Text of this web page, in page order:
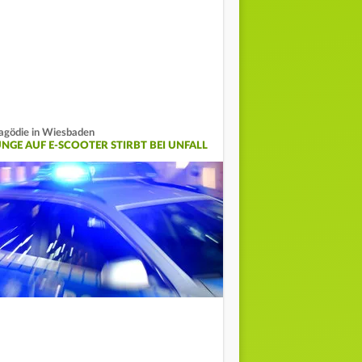
in Wiesbaden
AUF E-SCOOTER STIRBT BEI UNFALL